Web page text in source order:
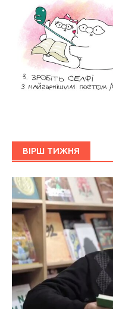
ВІРШ ТИЖНЯ